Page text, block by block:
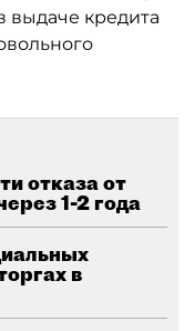
выдаче кредита
отказа от
1-2 года
в